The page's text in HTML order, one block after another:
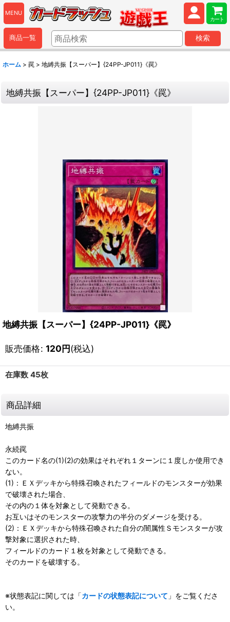
MENU
カート
商品一覧 検索
ホーム > 罠 > 地縛共振【スーパー】{24PP-JP011}《罠》
地縛共振【スーパー】{24PP-JP011}《罠》
地縛共振【スーパー】{24PP-JP011}《罠》
販売価格: 120円(税込)
在庫数 45枚
商品詳細
地縛共振
永続罠
このカード名の(1)(2)の効果はそれぞれ１ターンに１度しか使用でき
ない。
(1)：ＥＸデッキから特殊召喚されたフィールドのモンスターが効果
で破壊された場合、
その内の１体を対象として発動できる。
お互いはそのモンスターの攻撃力の半分のダメージを受ける。
(2)：ＥＸデッキから特殊召喚された自分の闇属性Ｓモンスターが攻
撃対象に選択された時、
フィールドのカード１枚を対象として発動できる。
そのカードを破壊する。
※状態表記に関しては「カードの状態表記について 」をご覧くださ
い。